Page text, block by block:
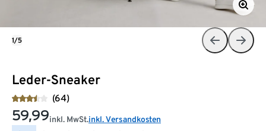
Leder-Sneaker
(64)
59,99inkl. MwSt.inkl. Versandkosten
1/5